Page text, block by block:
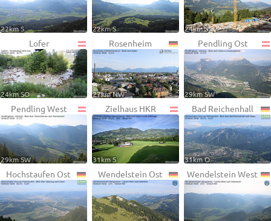
22km S 22km S 24km S
Lofer
24km SO
Rosenheim
27km NW
Pendling Ost
29km SW
Pendling West
29km SW
Zielhaus HKR
31km S
Bad Reichenhall
31km O
Hochstaufen Ost Wendelstein Ost Wendelstein West